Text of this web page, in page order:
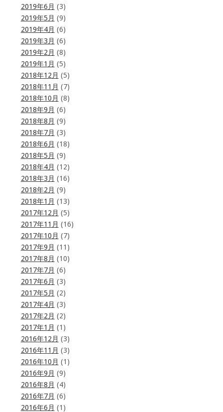
2019年6月 (3)
2019年5月 (9)
2019年4月 (6)
2019年3月 (6)
2019年2月 (8)
2019年1月 (5)
2018年12月 (5)
2018年11月 (7)
2018年10月 (8)
2018年9月 (6)
2018年8月 (9)
2018年7月 (3)
2018年6月 (18)
2018年5月 (9)
2018年4月 (12)
2018年3月 (16)
2018年2月 (9)
2018年1月 (13)
2017年12月 (5)
2017年11月 (16)
2017年10月 (7)
2017年9月 (11)
2017年8月 (10)
2017年7月 (6)
2017年6月 (3)
2017年5月 (2)
2017年4月 (3)
2017年2月 (2)
2017年1月 (1)
2016年12月 (3)
2016年11月 (3)
2016年10月 (1)
2016年9月 (9)
2016年8月 (4)
2016年7月 (6)
2016年6月 (1)